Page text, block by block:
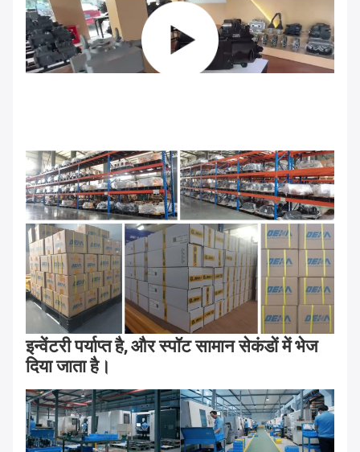
इन्वेंटरी पर्याप्त है, और स्पॉट सामान सेकंडों में भेज
दिया जाता है।